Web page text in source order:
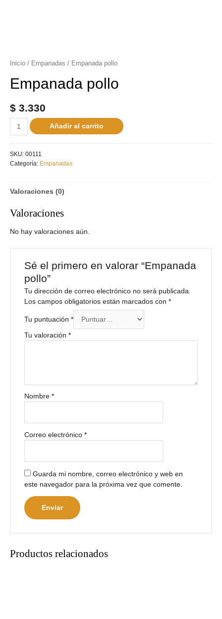
Inicio / Empanadas / Empanada pollo
Empanada pollo
$ 3.330
Añadir al carrito
SKU: 00111
Categoría: Empanadas
Valoraciones (0)
Valoraciones
No hay valoraciones aún.
Sé el primero en valorar “Empanada
pollo”
Tu dirección de correo electrónico no será publicada.
Los campos obligatorios están marcados con*
Tu puntuación*
Tu valoración*
Nombre*
Correo electrónico*
Guarda mi nombre, correo electrónico y web en
este navegador para la próxima vez que comente.
Productos relacionados